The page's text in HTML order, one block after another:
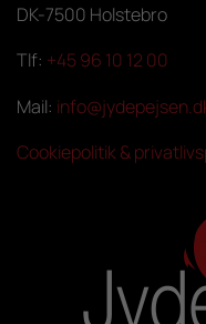
DK-7500 Holstebro
Tlf: +45 96 10 12 00
Mail:
Cookiepolitik &